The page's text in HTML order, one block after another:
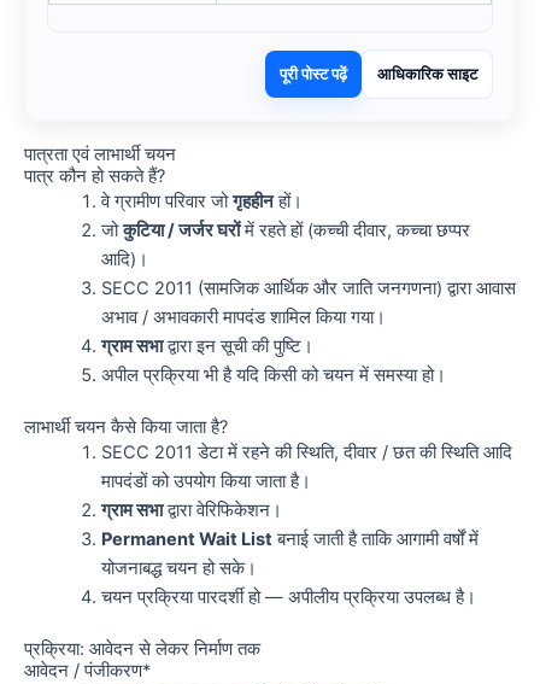
पूरी पोस्ट पढ़ें आधिकारिक साइट
पात्रता एवं लाभार्थी चयन
पात्र कौन हो सकते हैं?
वे ग्रामीण परिवार जोगृहहीनहों।
जोकुटिया / जर्जर घरोंमें रहते हों (कच्ची दीवार, कच्चा छप्पर
आदि)।
SECC 2011 (सामजिक आर्थिक और जाति जनगणना) द्वारा आवास
अभाव / अभावकारी मापदंड शामिल किया गया।
ग्राम सभाद्वारा इन सूची की पुष्टि।
अपील प्रक्रिया भी है यदि किसी को चयन में समस्या हो।
लाभार्थी चयन कैसे किया जाता है?
SECC 2011 डेटा में रहने की स्थिति, दीवार / छत की स्थिति आदि
मापदंडों को उपयोग किया जाता है।
ग्राम सभाद्वारा वेरिफिकेशन।
Permanent Wait Listबनाई जाती है ताकि आगामी वर्षों में
योजनाबद्ध चयन हो सके।
चयन प्रक्रिया पारदर्शी हो — अपीलीय प्रक्रिया उपलब्ध है।
प्रक्रिया: आवेदन से लेकर निर्माण तक
आवेदन / पंजीकरण*